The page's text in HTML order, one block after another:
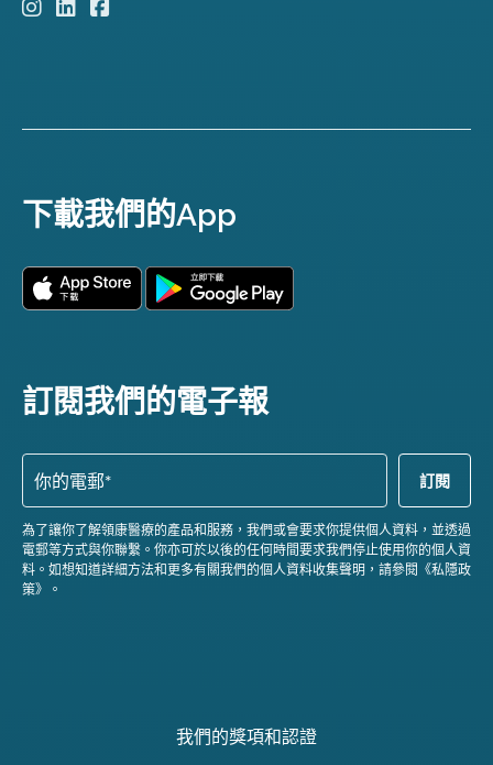
下載我們的App
訂閱我們的電子報
為了讓你了解領康醫療的產品和服務，我們或會要求你提供個人資料，並透過
電郵等方式與你聯繫。你亦可於以後的任何時間要求我們停止使用你的個人資
料。如想知道詳細方法和更多有關我們的個人資料收集聲明，請參閱《私隱政
策》。
我們的獎項和認證